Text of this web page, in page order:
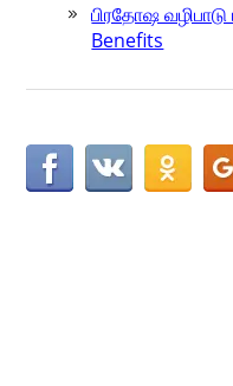
பிரதோஷ
Benefits